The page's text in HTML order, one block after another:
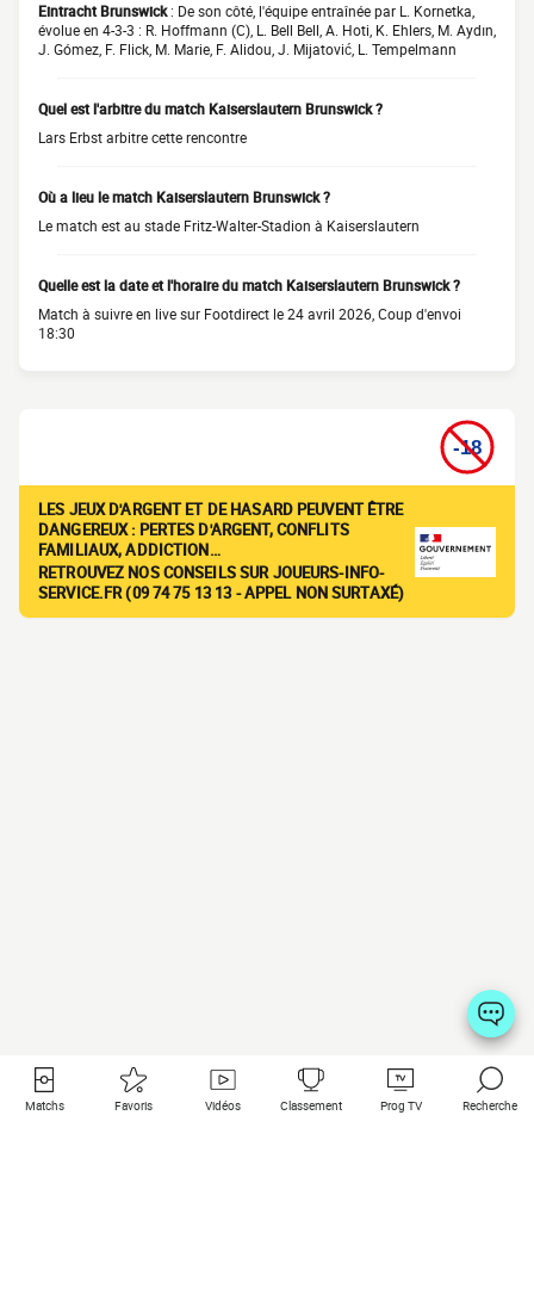
Eintracht Brunswick: De son côté, l'équipe entraînée par L. Kornetka,
évolue en 4-3-3 : R. Hoffmann (C), L. Bell Bell, A. Hoti, K. Ehlers, M. Aydın,
J. Gómez, F. Flick, M. Marie, F. Alidou, J. Mijatović, L. Tempelmann
Quel est l'arbitre du match Kaiserslautern Brunswick ?
Lars Erbst arbitre cette rencontre
Où a lieu le match Kaiserslautern Brunswick ?
Le match est au stade Fritz-Walter-Stadion à Kaiserslautern
Quelle est la date et l'horaire du match Kaiserslautern Brunswick ?
Match à suivre en live sur Footdirect le 24 avril 2026, Coup d'envoi
18:30
LES JEUX D'ARGENT ET DE HASARD PEUVENT ÊTRE
DANGEREUX : PERTES D'ARGENT, CONFLITS
FAMILIAUX, ADDICTION…
RETROUVEZ NOS CONSEILS SUR JOUEURS-INFO-
SERVICE.FR (09 74 75 13 13 - APPEL NON SURTAXÉ)
Matchs Favoris Vidéos Classement Prog TV Recherche